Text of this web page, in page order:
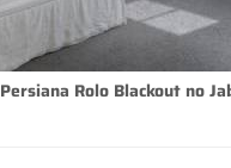
Persiana Rolo Blackout no